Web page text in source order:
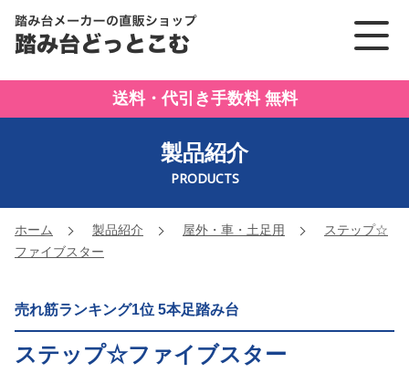
踏み台メーカーの直販ショ
送料・代引き手数料 無料
製品紹介
PRODUCTS
ホーム 製品紹介 屋外・車・土足用
ステップ☆
ファイブスター
売れ筋ランキング1位 5本足踏み台
ステップ☆ファイブスター